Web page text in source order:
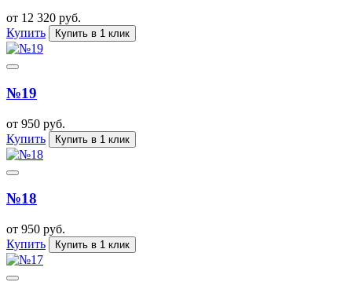
от 12 320 руб.
Купить
Купить в 1 клик
№19
от 950 руб.
Купить
Купить в 1 клик
№18
от 950 руб.
Купить
Купить в 1 клик